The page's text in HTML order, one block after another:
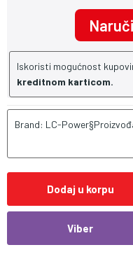
Iskoristi mogućnost
kreditnom karticom.
Brand: LC-
Dodaj u korpu
Viber